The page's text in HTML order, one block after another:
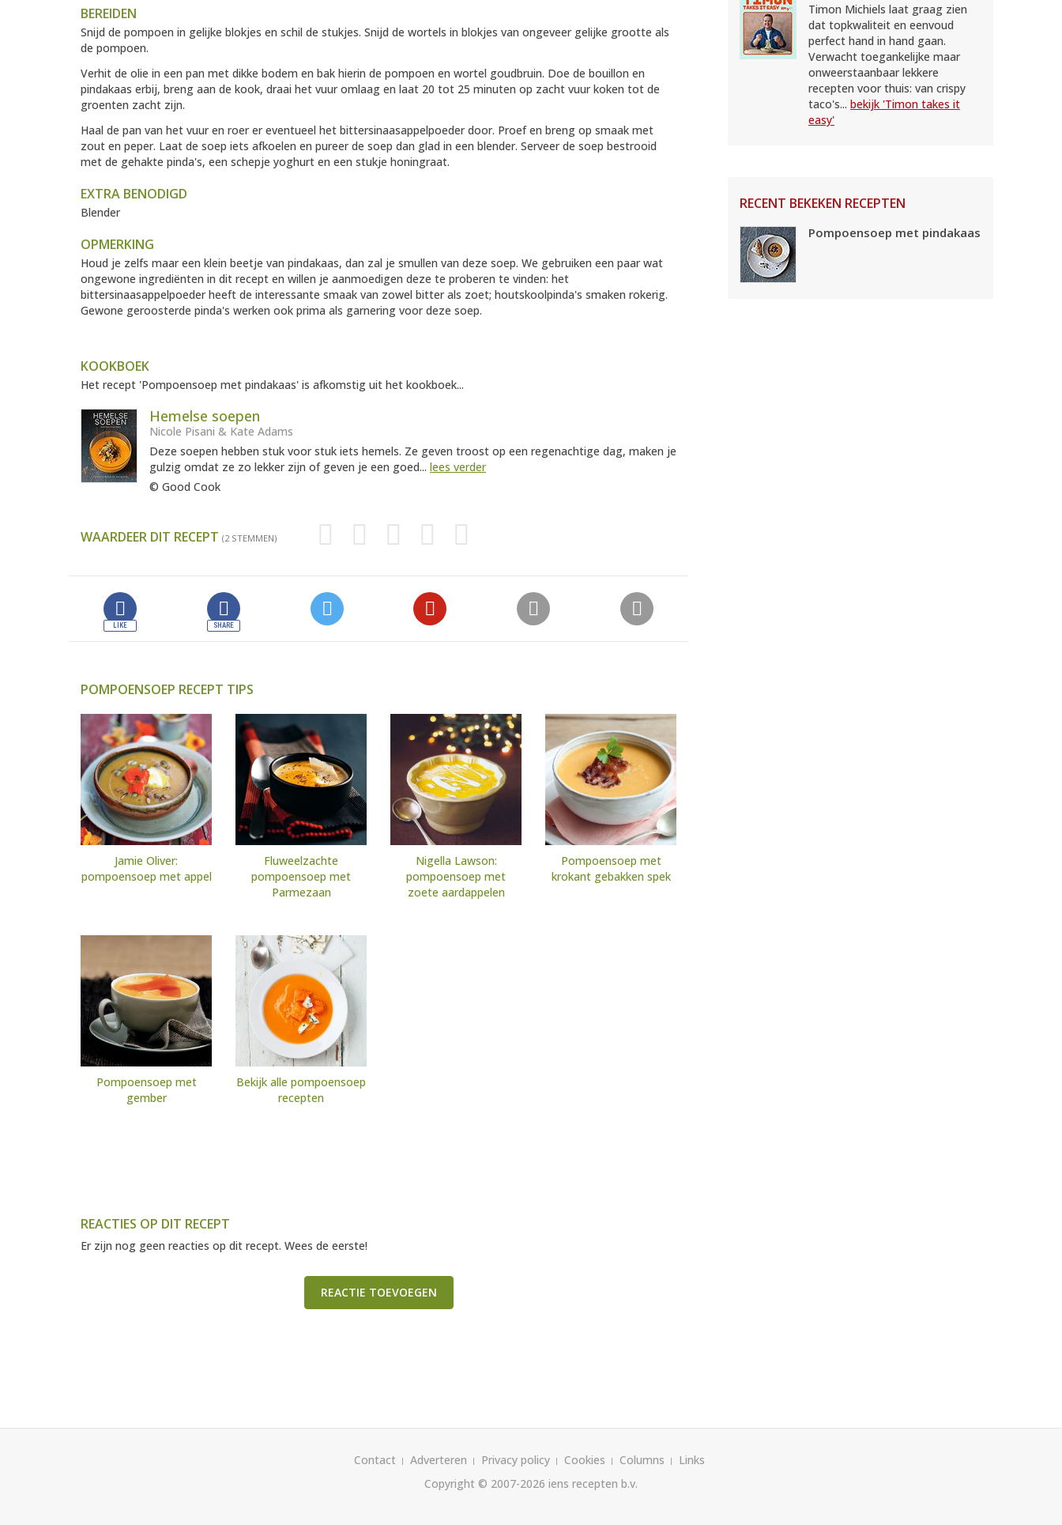
BEREIDEN
Snijd de pompoen in gelijke blokjes en schil de stukjes. Snijd de wortels in blokjes van ongeveer gelijke grootte als
de pompoen.
Verhit de olie in een pan met dikke bodem en bak hierin de pompoen en wortel goudbruin. Doe de bouillon en
pindakaas erbij, breng aan de kook, draai het vuur omlaag en laat 20 tot 25 minuten op zacht vuur koken tot de
groenten zacht zijn.
Haal de pan van het vuur en roer er eventueel het bittersinaasappelpoeder door. Proef en breng op smaak met
zout en peper. Laat de soep iets afkoelen en pureer de soep dan glad in een blender. Serveer de soep bestrooid
met de gehakte pinda's, een schepje yoghurt en een stukje honingraat.
EXTRA BENODIGD
Blender
OPMERKING
Houd je zelfs maar een klein beetje van pindakaas, dan zal je smullen van deze soep. We gebruiken een paar wat
ongewone ingrediënten in dit recept en willen je aanmoedigen deze te proberen te vinden: het
bittersinaasappelpoeder heeft de interessante smaak van zowel bitter als zoet; houtskoolpinda's smaken rokerig.
Gewone geroosterde pinda's werken ook prima als garnering voor deze soep.
KOOKBOEK
Het recept 'Pompoensoep met pindakaas' is afkomstig uit het kookboek...
Hemelse soepen
Nicole Pisani & Kate Adams
Deze soepen hebben stuk voor stuk iets hemels. Ze geven troost op een regenachtige dag, maken je
gulzig omdat ze zo lekker zijn of geven je een goed... lees verder
© Good Cook
WAARDEER DIT RECEPT (2 STEMMEN)
POMPOENSOEP RECEPT TIPS
Jamie Oliver:
pompoensoep met appel
Fluweelzachte
pompoensoep met
Parmezaan
Nigella Lawson:
pompoensoep met
zoete aardappelen
Pompoensoep met
krokant gebakken spek
Pompoensoep met
gember
Bekijk alle pompoensoep
recepten
REACTIES OP DIT RECEPT
Er zijn nog geen reacties op dit recept. Wees de eerste!
REACTIE TOEVOEGEN
Timon Michiels laat graag zien
dat topkwaliteit en eenvoud
perfect hand in hand gaan.
Verwacht toegankelijke maar
onweerstaanbaar lekkere
recepten voor thuis: van crispy
taco's... bekijk 'Timon takes it
easy'
RECENT BEKEKEN RECEPTEN
Pompoensoep met pindakaas
Contact Adverteren Privacy policy Cookies Columns
Links
Copyright © 2007-2026 iens recepten b.v.